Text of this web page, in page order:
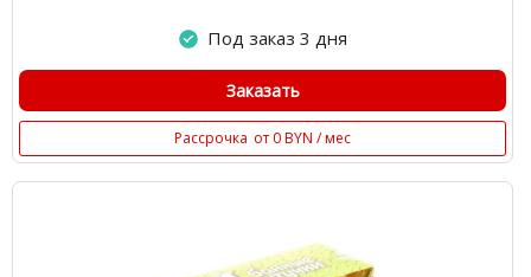
Под заказ 3 дня
Заказать
Рассрочка от 0 BYN / мес